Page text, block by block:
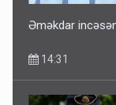
Əməkdar
14:31